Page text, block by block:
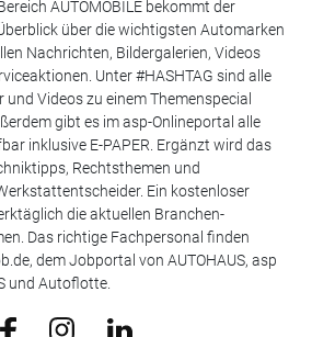
AUTOMOBILE bekommt der
über die wichtigsten Automarken
Nachrichten, Bildergalerien, Videos
Unter #HASHTAG sind alle
Videos zu einem Themenspecial
gibt es im asp-Onlineportal alle
inklusive E-PAPER. Ergänzt wird das
Rechtsthemen und
Ein kostenloser
die aktuellen Branchen-
Das richtige Fachpersonal finden
dem Jobportal von AUTOHAUS, asp
und Autoflotte.